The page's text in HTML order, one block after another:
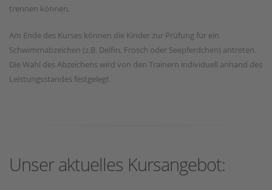
trennen können.
Am Ende des Kurses können die Kinder zur Prüfung für ein
Schwimmabzeichen (z.B. Delfin, Frosch oder Seepferdchen) antreten.
Die Wahl des Abzeichens wird von den Trainern individuell anhand des
Leistungsstandes festgelegt.
Unser aktuelles Kursangebot: